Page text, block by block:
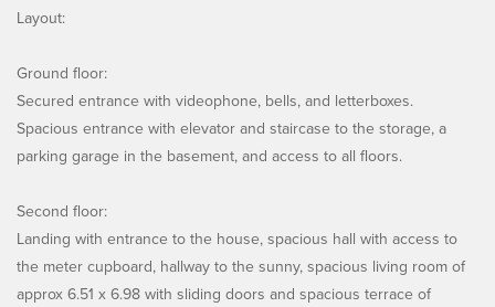
Layout:
Ground floor:
Secured entrance with videophone, bells, and letterboxes.
Spacious entrance with elevator and staircase to the storage, a
parking garage in the basement, and access to all floors.
Second floor:
Landing with entrance to the house, spacious hall with access to
the meter cupboard, hallway to the sunny, spacious living room of
approx 6.51 x 6.98 with sliding doors and spacious terrace of